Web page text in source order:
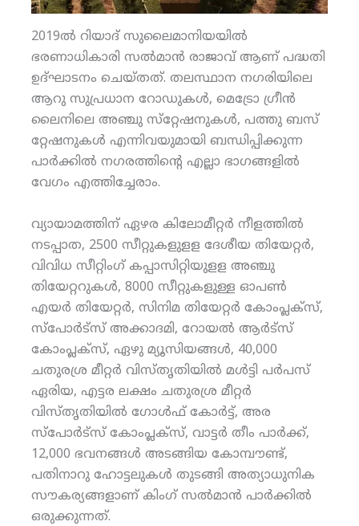
2019ല്‍ റിയാദ് സുലൈമാനിയയില്‍
ഭരണാധികാരി സല്‍മാന്‍ രാജാവ് ആണ് പദ്ധതി
ഉദ്ഘാടനം ചെയ്തത്. തലസ്ഥാന നഗരിയിലെ
ആറു സുപ്രധാന റോഡുകള്‍, മെട്രോ ഗ്രീന്‍
ലൈനിലെ അഞ്ചു സ്‌റ്റേഷനുകള്‍, പത്തു ബസ്
റ്റേഷനുകള്‍ എന്നിവയുമായി ബന്ധിപ്പിക്കുന്ന
പാര്‍ക്കില്‍ നഗരത്തിന്റെ എല്ലാ ഭാഗങ്ങളില്‍
വേഗം എത്തിച്ചേരാം.
വ്യായാമത്തിന് ഏഴര കിലോമീറ്റര്‍ നീളത്തില്‍
നടപ്പാത, 2500 സീറ്റുകളുളള ദേശീയ തിയേറ്റര്‍,
വിവിധ സീറ്റിംഗ് കപ്പാസിറ്റിയുളള അഞ്ചു
തിയേറ്ററുകള്‍, 8000 സീറ്റുകളുള്ള ഓപണ്‍
എയര്‍ തിയേറ്റര്‍, സിനിമ തിയേറ്റര്‍ കോംപ്ലക്‌സ്,
സ്‌പോര്‍ട്‌സ് അക്കാദമി, റോയല്‍ ആര്‍ട്‌സ്
കോംപ്ലക്‌സ്, ഏഴു മ്യൂസിയങ്ങള്‍, 40,000
ചതുരശ്ര മീറ്റര്‍ വിസ്തൃതിയില്‍ മള്‍ട്ടി പര്‍പസ്
ഏരിയ, എട്ടര ലക്ഷം ചതുരശ്ര മീറ്റര്‍
വിസ്തൃതിയില്‍ ഗോള്‍ഫ് കോര്‍ട്ട്, അര
സ്‌പോര്‍ട്‌സ് കോംപ്ലക്‌സ്, വാട്ടര്‍ തീം പാര്‍ക്ക്,
12,000 ഭവനങ്ങള്‍ അടങ്ങിയ കോമ്പൗണ്ട്,
പതിനാറു ഹോട്ടലുകള്‍ തുടങ്ങി അത്യാധുനിക
സൗകര്യങ്ങളാണ് കിംഗ് സല്‍മാന്‍ പാര്‍ക്കില്‍
ഒരുക്കുന്നത്.